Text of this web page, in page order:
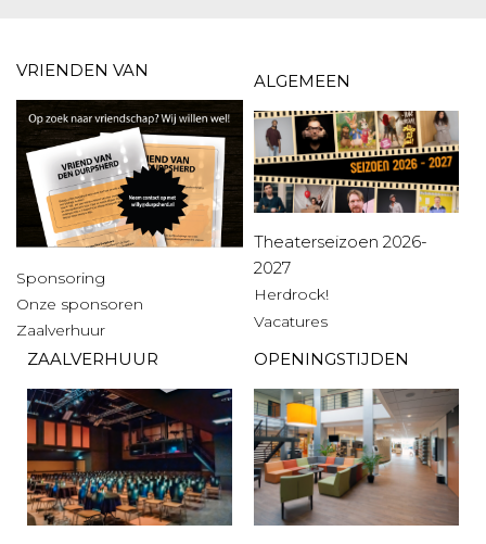
VRIENDEN VAN
Sponsoring
Onze sponsoren
Zaalverhuur
ALGEMEEN
Theaterseizoen 2026-
2027
Herdrock!
Vacatures
ZAALVERHUUR OPENINGSTIJDEN